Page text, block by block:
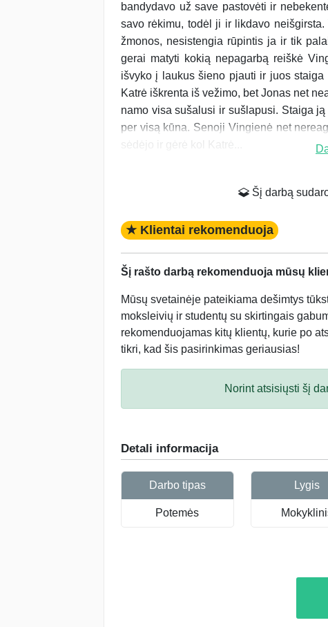
bandydavo už save pastovėti ir
savo rėkimu, todėl ji ir likdavo
žmonos, nesistengia rūpintis ja ir tik
gerai matyti kokią nepagarbą reiškė
išvyko į laukus šieno pjauti ir juos
Katrė iškrenta iš vežimo, bet Jonas net
namo visa sušalusi ir sušlapusi. Staiga
per visą kūna. Senoji Vingienė net
Šį darbą
★ Klientai rekomenduoja
Šį rašto darbą rekomenduoja mūsų
Mūsų svetainėje pateikiama dešimtys
moksleivių ir studentų su skirtingais
rekomenduojamas kitų klientų, kurie po
tikri, kad šis pasirinkimas geriausias!
Norint atsisiųsti šį
Detali informacija
Darbo tipas
Potemės
Lygis